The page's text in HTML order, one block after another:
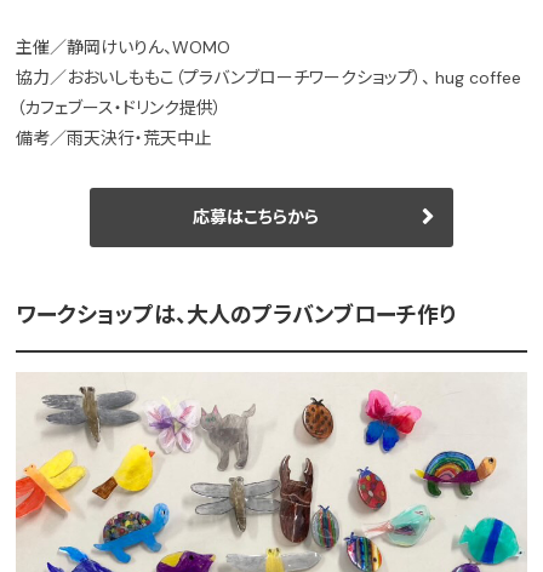
主催／静岡けいりん、WOMO
協力／おおいしももこ（プラバンブローチワークショップ）、 hug coffee
（カフェブース・ドリンク提供）
備考／雨天決行・荒天中止
応募はこちらから
ワークショップは、大人のプラバンブローチ作り